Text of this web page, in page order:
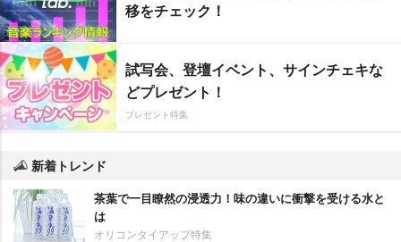
移をチェック！
試写会、登壇イベント、サインチェキな
どプレゼント！
プレゼント特集
新着トレンド
茶葉で一目瞭然の浸透力！味の違いに衝撃を受ける水と
は
オリコンタイアップ特集